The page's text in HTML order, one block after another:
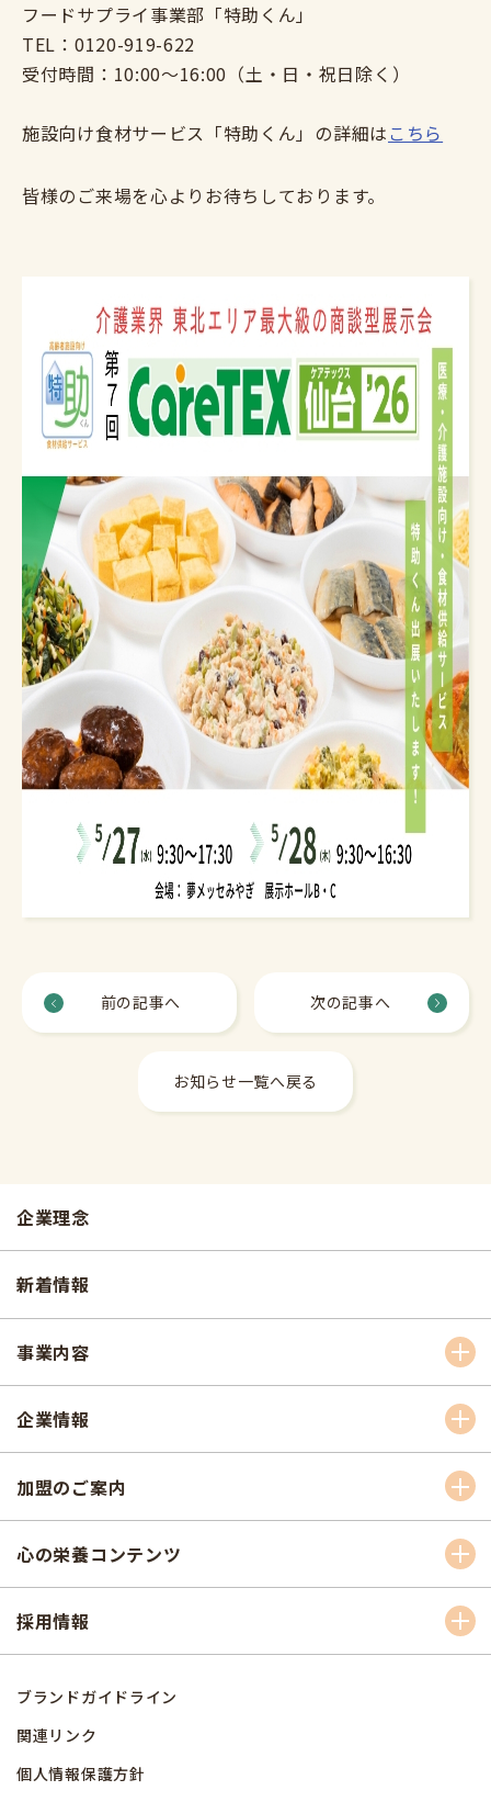
フードサプライ事業部「特助くん」
TEL：0120-919-622
受付時間：10:00～16:00（土・日・祝日除く）
施設向け食材サービス「特助くん」の詳細は こちら
皆様のご来場を心よりお待ちしております。
前の記事へ 次の記事へ
お知らせ一覧へ戻る
企業理念
新着情報
事業内容
企業情報
加盟のご案内
心の栄養コンテンツ
採用情報
ブランドガイドライン
関連リンク
個人情報保護方針